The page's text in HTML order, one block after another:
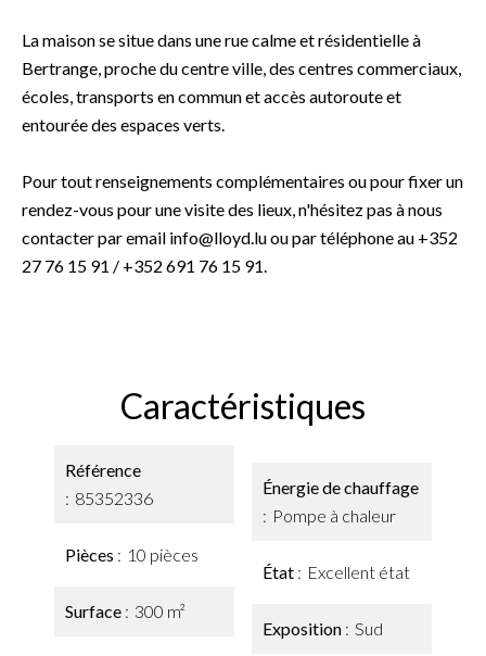
La maison se situe dans une rue calme et résidentielle à
Bertrange, proche du centre ville, des centres commerciaux,
écoles, transports en commun et accès autoroute et
entourée des espaces verts.
Pour tout renseignements complémentaires ou pour fixer un
rendez-vous pour une visite des lieux, n'hésitez pas à nous
contacter par email info@lloyd.lu ou par téléphone au +352
27 76 15 91 / +352 691 76 15 91.
Caractéristiques
Référence
85352336
Pièces 10 pièces
Surface 300 m²
Énergie de chauffage
Pompe à chaleur
État Excellent état
Exposition Sud